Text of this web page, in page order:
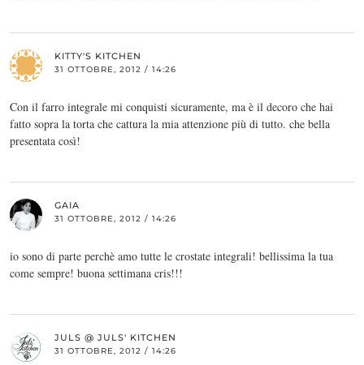
KITTY'S KITCHEN
31 OTTOBRE, 2012 / 14:26
Con il farro integrale mi conquisti sicuramente, ma è il decoro che hai
fatto sopra la torta che cattura la mia attenzione più di tutto. che bella
presentata così!
GAIA
31 OTTOBRE, 2012 / 14:26
io sono di parte perchè amo tutte le crostate integrali! bellissima la tua
come sempre! buona settimana cris!!!
JULS @ JULS' KITCHEN
31 OTTOBRE, 2012 / 14:26